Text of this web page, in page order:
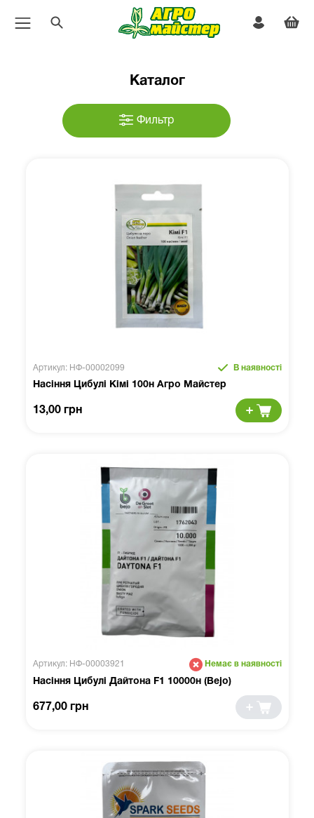
Каталог
Фильтр
Артикул: НФ-00002099 В наявності
Насіння Цибулі Кімі 100н Агро Майстер
13,00 грн
Артикул: НФ-00003921 Немає в наявності
Насіння Цибулі Дайтона F1 10000н (Bejo)
677,00 грн